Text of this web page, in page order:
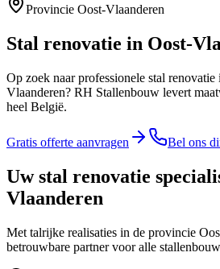
Provincie Oost-Vlaanderen
Stal renovatie in Oost-
Op zoek naar professionele stal
Vlaanderen? RH Stallenbouw levert
heel België.
Gratis offerte aanvragen Bel ons
Uw stal renovatie
Vlaanderen
Met talrijke realisaties in de provincie
betrouwbare partner voor alle